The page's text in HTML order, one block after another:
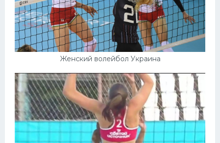
Женский волейбол Украина